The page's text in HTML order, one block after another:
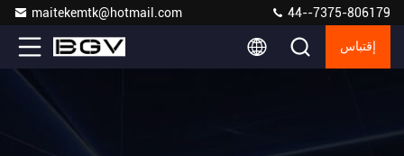
maitekemtk@hotmail.com 44--7375-806179
إقتباس